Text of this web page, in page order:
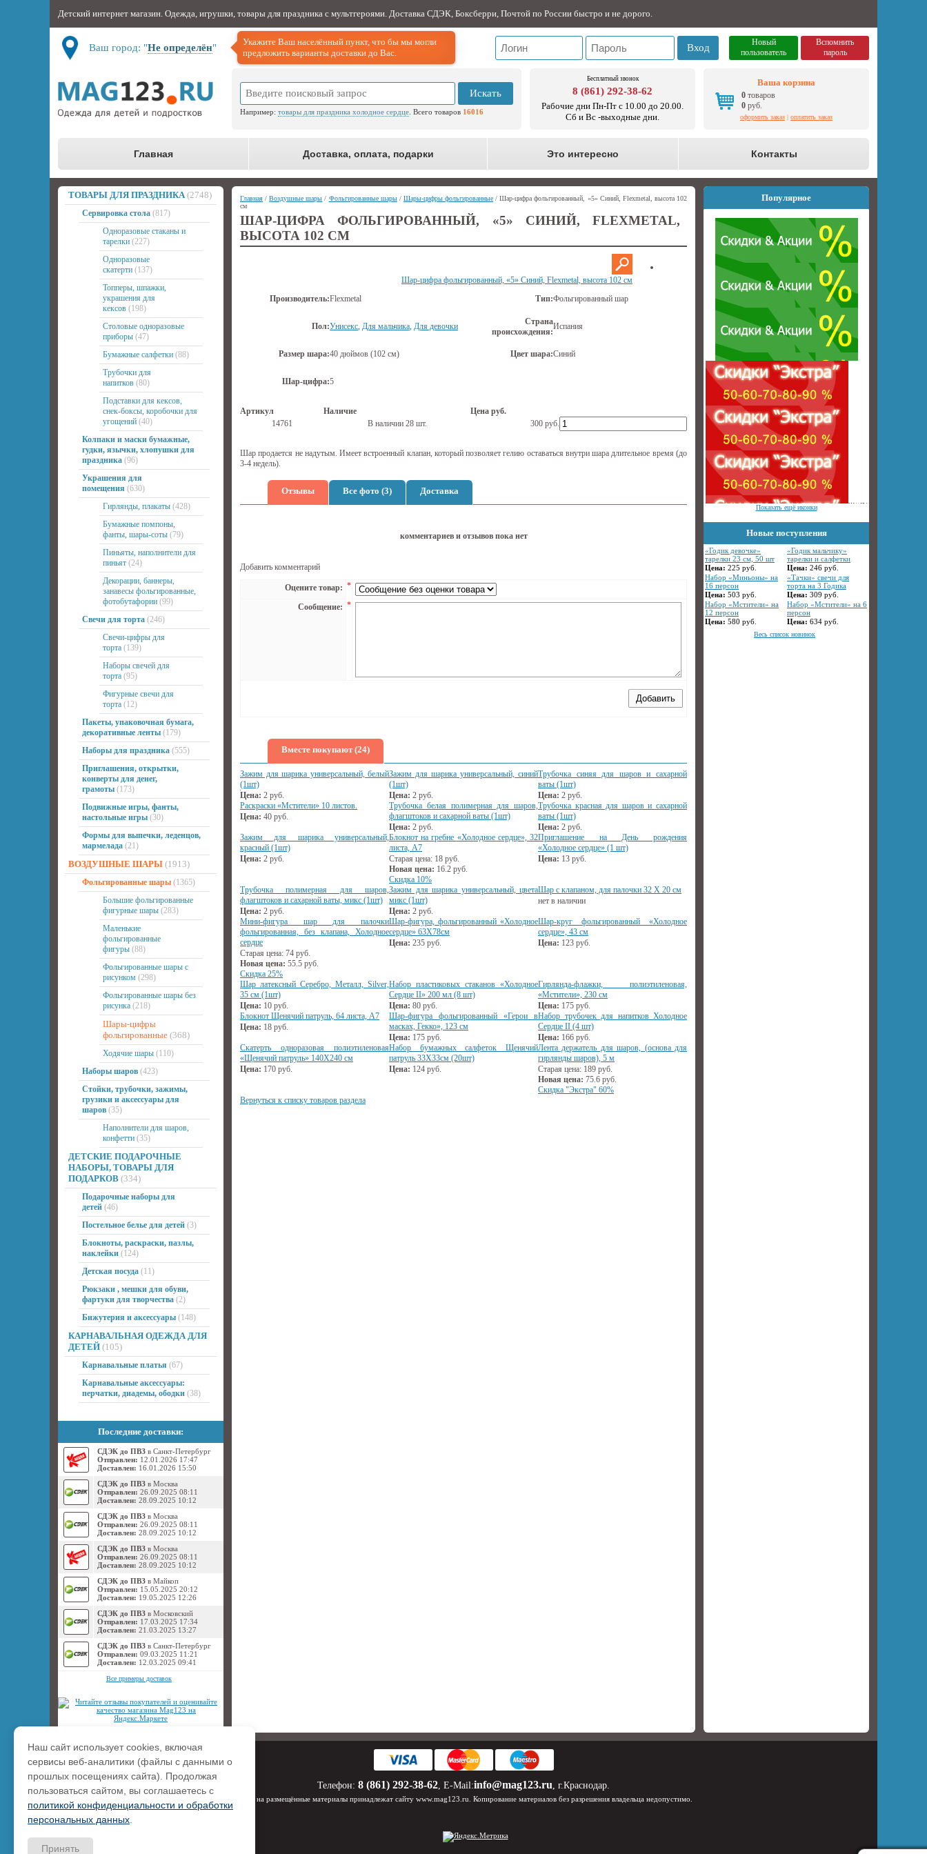
Детский интернет магазин. Одежда, игрушки, товары для праздника с мультгероями. Доставка СДЭК, Боксберри, Почтой по России быстро и не дорого.
Ваш город: "Не определён"
Укажите Ваш населённый пункт, что бы мы могли
предложить варианты доставки до Вас.
Вход
Новый
пользователь
Вспомнить
пароль
Искать
Например: товары для праздника холодное сердце . Всего товаров 16016
Бесплатный звонок
8 (861) 292-38-62
Рабочие дни Пн-Пт с 10.00 до 20.00.
Сб и Вс -выходные дни.
Ваша корзина
0 товаров
0 руб.
оформить заказ | оплатить заказ
Главная Доставка, оплата, подарки Это интересно Контакты
ТОВАРЫ ДЛЯ ПРАЗДНИКА (2748)
Сервировка стола (817)
Одноразовые стаканы и
тарелки (227)
Одноразовые
скатерти (137)
Топперы, шпажки,
украшения для
кексов (198)
Столовые одноразовые
приборы (47)
Бумажные салфетки (88)
Трубочки для
напитков (80)
Подставки для кексов,
снек-боксы, коробочки для
угощений (40)
Колпаки и маски бумажные,
гудки, язычки, хлопушки для
праздника (96)
Украшения для
помещения (630)
Гирлянды, плакаты (428)
Бумажные помпоны,
фанты, шары-соты (79)
Пиньяты, наполнители для
пиньят (24)
Декорации, баннеры,
занавесы фольгированные,
фотобутафории (99)
Свечи для торта (246)
Свечи-цифры для
торта (139)
Наборы свечей для
торта (95)
Фигурные свечи для
торта (12)
Пакеты, упаковочная бумага,
декоративные ленты (179)
Наборы для праздника (555)
Приглашения, открытки,
конверты для денег,
грамоты (173)
Подвижные игры, фанты,
настольные игры (30)
Формы для выпечки, леденцов,
мармелада (21)
ВОЗДУШНЫЕ ШАРЫ (1913)
Фольгированные шары (1365)
Большие фольгированные
фигурные шары (283)
Маленькие
фольгированные
фигуры (88)
Фольгированные шары с
рисунком (298)
Фольгированные шары без
рисунка (218)
Шары-цифры
фольгированные (368)
Ходячие шары (110)
Наборы шаров (423)
Стойки, трубочки, зажимы,
грузики и аксессуары для
шаров (35)
Наполнители для шаров,
конфетти (35)
ДЕТСКИЕ ПОДАРОЧНЫЕ
НАБОРЫ, ТОВАРЫ ДЛЯ
ПОДАРКОВ (334)
Подарочные наборы для
детей (46)
Постельное белье для детей (3)
Блокноты, раскраски, пазлы,
наклейки (124)
Детская посуда (11)
Рюкзаки , мешки для обуви,
фартуки для творчества (2)
Бижутерия и аксессуары (148)
КАРНАВАЛЬНАЯ ОДЕЖДА ДЛЯ
ДЕТЕЙ (105)
Карнавальные платья (67)
Карнавальные аксессуары:
перчатки, диадемы, ободки (38)
Последние доставки:
СДЭК до ПВЗ в Санкт-Петербург
Отправлен: 12.01.2026 17:47
Доставлен: 16.01.2026 15:50
СДЭК до ПВЗ в Москва
Отправлен: 26.09.2025 08:11
Доставлен: 28.09.2025 10:12
СДЭК до ПВЗ в Москва
Отправлен: 26.09.2025 08:11
Доставлен: 28.09.2025 10:12
СДЭК до ПВЗ в Москва
Отправлен: 26.09.2025 08:11
Доставлен: 28.09.2025 10:12
СДЭК до ПВЗ в Майкоп
Отправлен: 15.05.2025 20:12
Доставлен: 19.05.2025 12:26
СДЭК до ПВЗ в Московский
Отправлен: 17.03.2025 17:34
Доставлен: 21.03.2025 13:27
СДЭК до ПВЗ в Санкт-Петербург
Отправлен: 09.03.2025 11:21
Доставлен: 12.03.2025 09:41
Все примеры доставок
Главная /Воздушные шары / Фольгированные шары/ Шары-цифры фольгированные / Шар-цифра фольгированный, «5» Синий, Flexmetal, высота 102
см
ШАР-ЦИФРА ФОЛЬГИРОВАННЫЙ, «5» СИНИЙ, FLEXMETAL,
ВЫСОТА 102 СМ
Шар-цифра фольгированный, «5» Синий, Flexmetal, высота 102 см
Производитель:Flexmetal Тип:Фольгированный шар
Пол:Унисекс, Для мальчика, Для девочки
Страна
происхождения:
Испания
Размер шара:40 дюймов (102 см) Цвет шара:Синий
Шар-цифра:5
Артикул Наличие
Цена руб.
14761
В наличии 28 шт. 300 руб.
Шар продается не надутым. Имеет встроенный клапан, который позволяет гелию оставаться внутри шара длительное время (до
3-4 недель).
Отзывы Все фото (3) Доставка
комментариев и отзывов пока нет
Добавить комментарий
Оцените товар: *
Сообщение: *
Вместе покупают (24)
Зажим для шарика универсальный, белый
(1шт)
Цена: 2 руб.
Зажим для шарика универсальный, синий
(1шт)
Цена: 2 руб.
Трубочка синяя для шаров и сахарной
ваты (1шт)
Цена: 2 руб.
Раскраски «Мстители» 10 листов.
Цена: 40 руб.
Трубочка белая полимерная для шаров,
флагштоков и сахарной ваты (1шт)
Цена: 2 руб.
Трубочка красная для шаров и сахарной
ваты (1шт)
Цена: 2 руб.
Зажим для шарика универсальный,
красный (1шт)
Цена: 2 руб.
Блокнот на гребне «Холодное сердце», 32
листа, А7
Старая цена: 18 руб.
Новая цена: 16.2 руб.
Скидка 10%
Приглашение на День рождения
«Холодное сердце» (1 шт)
Цена: 13 руб.
Трубочка полимерная для шаров,
флагштоков и сахарной ваты, микс (1шт)
Цена: 2 руб.
Зажим для шарика универсальный, цвета
микс (1шт)
Цена: 2 руб.
Шар с клапаном, для палочки 32 Х 20 см
нет в наличии
Мини-фигура шар для палочки
фольгированная, без клапана, Холодное
сердце
Старая цена: 74 руб.
Новая цена: 55.5 руб.
Скидка 25%
Шар-фигура, фольгированный «Холодное
сердце» 63Х78см
Цена: 235 руб.
Шар-круг фольгированный «Холодное
сердце», 43 см
Цена: 123 руб.
Шар латексный Серебро, Металл, Silver,
35 см (1шт)
Цена: 10 руб.
Набор пластиковых стаканов «Холодное
Сердце II» 200 мл (8 шт)
Цена: 80 руб.
Гирлянда-флажки, полиэтиленовая,
«Мстители», 230 см
Цена: 175 руб.
Блокнот Щенячий патруль, 64 листа, А7
Цена: 18 руб.
Шар-фигура фольгированный «Герои в
масках, Гекко», 123 см
Цена: 175 руб.
Набор трубочек для напитков Холодное
Сердце II (4 шт)
Цена: 166 руб.
Скатерть одноразовая полиэтиленовая
«Щенячий патруль» 140Х240 см
Цена: 170 руб.
Набор бумажных салфеток Щенячий
патруль 33Х33см (20шт)
Цена: 124 руб.
Лента держатель для шаров, (основа для
гирлянды шаров), 5 м
Старая цена: 189 руб.
Новая цена: 75.6 руб.
Скидка "Экстра" 60%
Вернуться к списку товаров раздела
Популярное
Показать ещё иконки
Новые поступления
«Годик девочке»
тарелки 23 см, 50 шт
Цена: 225 руб.
«Годик мальчику»
тарелки и салфетки
Цена: 246 руб.
Набор «Миньоны» на
16 персон
Цена: 503 руб.
«Тачки» свечи для
торта на 3 Годика
Цена: 309 руб.
Набор «Мстители» на
12 персон
Цена: 580 руб.
Набор «Мстители» на 6
персон
Цена: 634 руб.
Весь список новинок
Телефон: 8 (861) 292-38-62, E-Mail:info@mag123.ru, г.Краснодар.
Права на размещённые материалы принадлежат сайту www.mag123.ru. Копирование материалов без разрешения владельца недопустимо.
Наш сайт использует cookies, включая
сервисы веб-аналитики (файлы с данными о
прошлых посещениях сайта). Продолжая
пользоваться сайтом, вы соглашаетесь с
политикой конфиденциальности и обработки
персональных данных
Принять